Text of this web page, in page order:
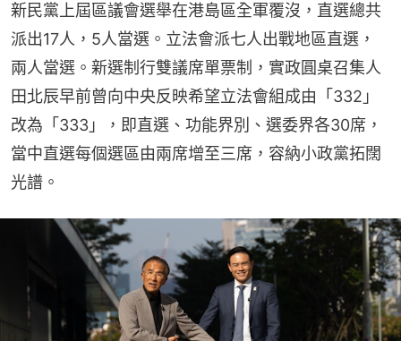
新民黨上屆區議會選舉在港島區全軍覆沒，直選總共
派出17人，5人當選。立法會派七人出戰地區直選，
兩人當選。新選制行雙議席單票制，實政圓桌召集人
田北辰早前曾向中央反映希望立法會組成由「332」
改為「333」，即直選、功能界別、選委界各30席，
當中直選每個選區由兩席增至三席，容納小政黨拓闊
光譜。